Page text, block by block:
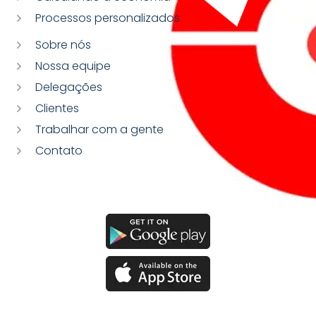
Processos personalizados
Sobre nós
Nossa equipe
Delegações
Clientes
Trabalhar com a gente
Contato